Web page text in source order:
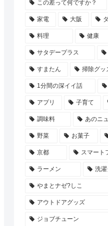
この差って何ですか？
家電 大阪
料理 健康
サタデープラス
すまたん 掃除グッ
1分間の深イイ話
アプリ 子育て
調味料 あのニ
野菜 お菓子
京都 スマート
ラーメン 洗
やまとナゼ?しこ
アウトドアグッズ
ジョブチューン